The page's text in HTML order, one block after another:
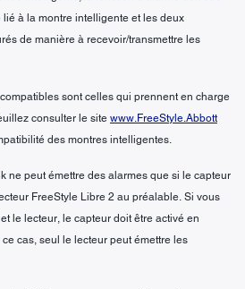
à la montre intelligente et les deux
de manière à recevoir/transmettre les
sont celles qui prennent en charge
consulter le site www.FreeStyle.Abbott
des montres intelligentes.
ne peut émettre des alarmes que si le capteur
FreeStyle Libre 2 au préalable. Si vous
le lecteur, le capteur doit être activé en
cas, seul le lecteur peut émettre les